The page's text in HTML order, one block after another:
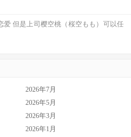
爱 但是上司樱空桃（桜空もも）可以任
2026年7月
2026年5月
2026年3月
2026年1月